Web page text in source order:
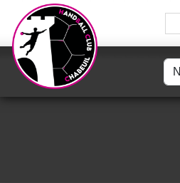
Panneau de gestion des cookies